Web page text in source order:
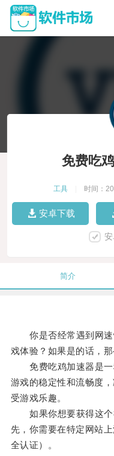
免费吃
工具 时间：
安卓下载
简介
你是否经常遇到网速
戏体验？如果是的话，
免费吃鸡加速器是一
游戏的稳定性和流畅度
受游戏乐趣。
如果你想要获得这个
先，你需要在特定网站
全认证）。